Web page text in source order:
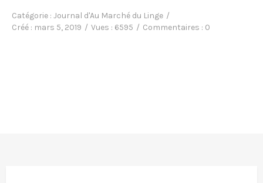
Catégorie : Journal d'Au Marché du Linge
Créé : mars 5, 2019 Vues : 6595 Commentaires : 0